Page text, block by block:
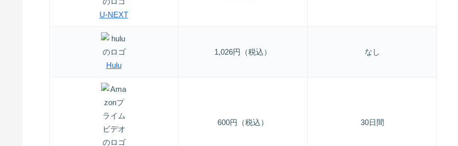
U-NEXT
Hulu
1,026円（税込） なし
600円（税込） 30日間